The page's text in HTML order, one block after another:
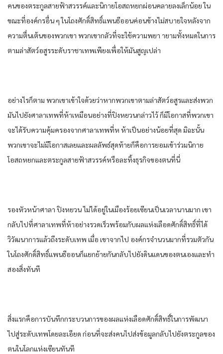
คน​ของ​ตระกูล​สายฟ้า​สวรรค์​และ​นิกาย​โอสถ​หยก​ผ่อนคลาย​ลง​เล็กน้อย​ ใน
ขณะที่​องค์กร​อื่น​ ๆ ใน​โถงศักดิ์สิทธิ์​แพน​ธีออน​ค่อนข้าง​ไม่สบายใจ​หลังจาก​
ความตื่นเต้น​ของ​พวกเขา​ พวกเขา​กลัว​ที่จะ​ใช้ความพยา ายาม​ทั้งหมด​ใน​การ
ตาม​ล่าสัตว์​อสูร​ระดับ​ราชา​เทพ​เพียง​เพื่อให้​มัน​สูญเปล่า​
อย่างไรก็ตาม​ พวกเขา​เข้าใจ​ด้วยว่า​หาก​พวกเขา​ตาม​ล่าสัตว์​อสูร​และ​ส่งพวก​
มัน​ไปยัง​ศาลา​เทพ​ที่​ห้า​เหมือน​อย่าง​ที่​ปิงหยวน​กล่าว​ไว้​ ก็​มีโอกาส​ที่​พวกเขา​
จะได้รับ​ความ​คุ้มครอง​จาก​ศาลา​เทพ​ที่​ห ห้า​เป็น​อย่าง​น้อยที่สุด​ มิฉะนั้น​
พวกเขา​จะไม่มีโอกาส​เลย​และ​ผลลัพธ์​สุดท้าย​ก็​คือ​การ​ยอม​เข้าร่วม​นิกาย​
โอสถ​หยก​และ​ตระกูล​สายฟ้า​สวรรค์​หรือ​ละทิ้ง​ธุรกิจ​ของ​ตน​ที่นี่​
รองหัวหน้า​ศาลา​ ปิงหยวน​ ไม่ได้​อยู่​ใน​เมือง​ร้อย​เซียน​เป็นเวลา​นาน​มาก​ เขา​
กลับ​ไปที่​ศาลา​เทพ​ที่​ห้า​อย่าง​รวดเร็ว​พร้อมกับ​ผล​แห่ง​เลือด​ศักดิ์สิทธิ์​ที่​ได้​
วิวัฒนาการ​แล้ว​ถึงระดับ​เทพ​ เมื่อ​ เขา​จากไป​ องค์กร​จำนวนมาก​ที่​รวมตัวกัน​
ใน​โถงศักดิ์สิทธิ์​แพน​ธีออน​ก็​แยกย้าย​กัน​กลับ​ไปยัง​ดินแดน​ของ​ตนเอง​และ​ทำ​
สอง​สิ่งทันที​
สิ่งแรก​คือ​การ​บันทึก​กระบวนการ​ของ​ผล​แห่ง​เลือด​ศักดิ์สิทธิ์​ใน​การพัฒนา​
ไปสู่ระดับ​เทพ​โดยละเอียด​ ก่อนที่จะ​ส่งคน​ไปส่งข้อมูล​กลับ​ไปยัง​ตระกูล​ของ​
ตน​ใน​โลก​แห่ง​เซียน​ทันที​